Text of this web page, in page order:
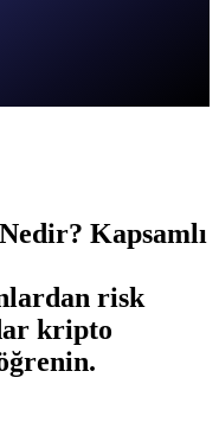
Kapsamlı
risk
kripto